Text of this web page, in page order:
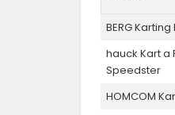
BERG
hauck Kart a
Speedster
HOMCOM